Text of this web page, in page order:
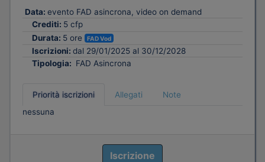
Data: evento FAD asincrona, video on demand
Crediti: 5 cfp
Durata: 5 ore FAD Vod
Iscrizioni: dal 29/01/2025 al 30/12/2028
Tipologia: FAD Asincrona
Priorità iscrizioni Allegati
Note
nessuna
Iscrizione